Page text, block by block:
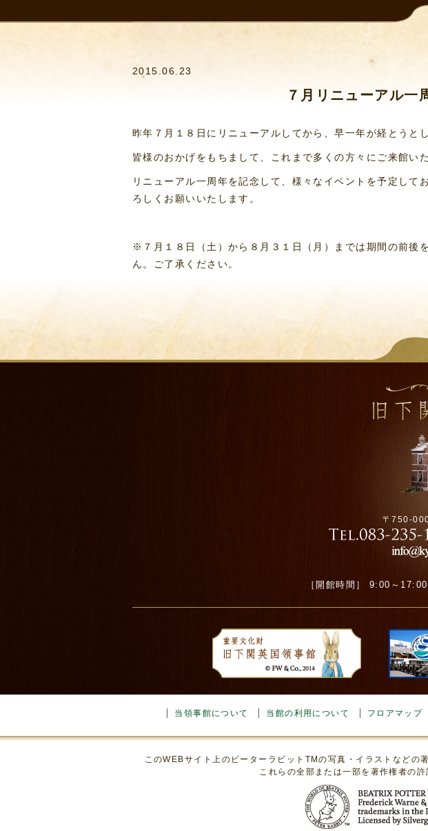
2015.06.23
７月リニューアル一
昨年７月１８日にリニューアルしてから、早一年が経とうと
皆様のおかげをもちまして、これまで多くの方々にご来館い
リニューアル一周年を記念して、様々なイベントを予定し
ろしくお願いいたします。
※７月１８日（土）から８月３１日（月）までは期間の前後
ん。ご了承ください。
〒750-
［開館時間］ 9:00～
当領事館について 当館の利用について フロアマップ
このWEBサイト上のピーターラビットTMの写真・イラストなどの
これらの全部または一部を著作権者の